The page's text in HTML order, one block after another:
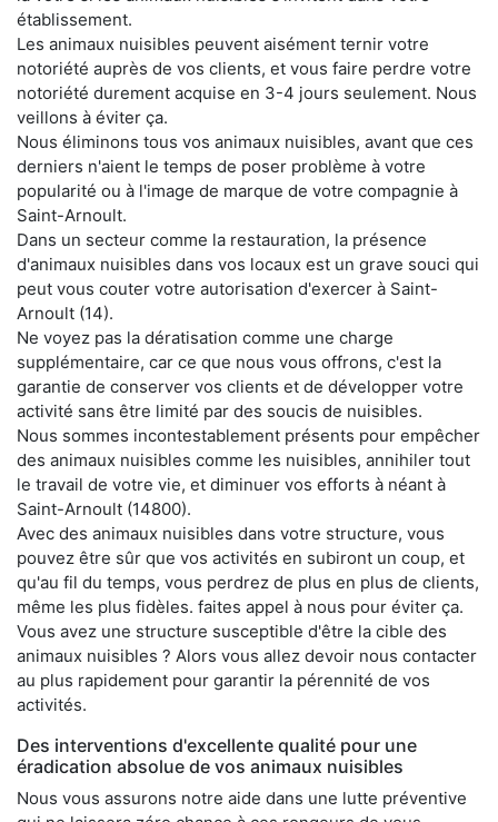
établissement.
Les animaux nuisibles peuvent aisément ternir votre
notoriété auprès de vos clients, et vous faire perdre votre
notoriété durement acquise en 3-4 jours seulement. Nous
veillons à éviter ça.
Nous éliminons tous vos animaux nuisibles, avant que ces
derniers n'aient le temps de poser problème à votre
popularité ou à l'image de marque de votre compagnie à
Saint-Arnoult.
Dans un secteur comme la restauration, la présence
d'animaux nuisibles dans vos locaux est un grave souci qui
peut vous couter votre autorisation d'exercer à Saint-
Arnoult (14).
Ne voyez pas la dératisation comme une charge
supplémentaire, car ce que nous vous offrons, c'est la
garantie de conserver vos clients et de développer votre
activité sans être limité par des soucis de nuisibles.
Nous sommes incontestablement présents pour empêcher
des animaux nuisibles comme les nuisibles, annihiler tout
le travail de votre vie, et diminuer vos efforts à néant à
Saint-Arnoult (14800).
Avec des animaux nuisibles dans votre structure, vous
pouvez être sûr que vos activités en subiront un coup, et
qu'au fil du temps, vous perdrez de plus en plus de clients,
même les plus fidèles. faites appel à nous pour éviter ça.
Vous avez une structure susceptible d'être la cible des
animaux nuisibles ? Alors vous allez devoir nous contacter
au plus rapidement pour garantir la pérennité de vos
activités.
Des interventions d'excellente qualité pour une
éradication absolue de vos animaux nuisibles
Nous vous assurons notre aide dans une lutte préventive